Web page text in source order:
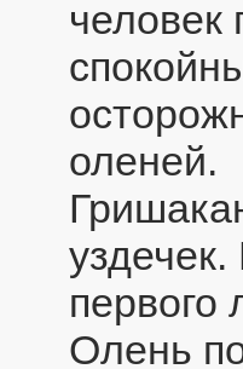
человек
оленей.
первого
Олень